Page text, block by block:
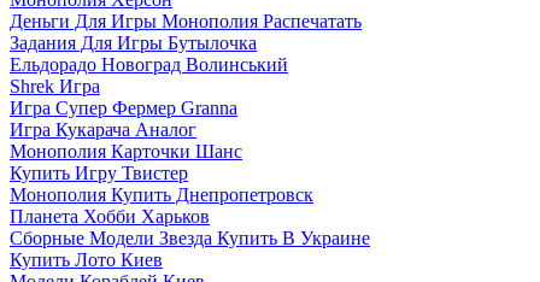
Деньги Для Игры Монополия Распечатать
Задания Для Игры Бутылочка
Ельдорадо Новоград Волинський
Shrek Игра
Игра Супер Фермер Granna
Игра Кукарача Аналог
Монополия Карточки Шанс
Купить Игру Твистер
Монополия Купить Днепропетровск
Планета Хобби Харьков
Сборные Модели Звезда Купить В Украине
Купить Лото Киев